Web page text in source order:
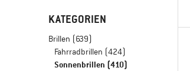
KATEGORIEN
Brillen (639)
Fahrradbrillen (424)
Sonnenbrillen (410)